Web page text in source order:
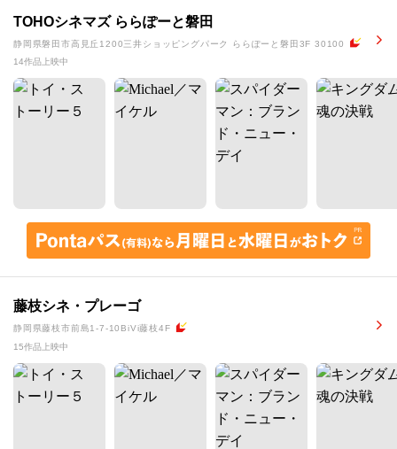
TOHOシネマズ ららぽーと磐田
静岡県磐田市高見丘1200三井ショッピングパーク ららぽーと磐田3F 30100
14作品上映中
藤枝シネ・プレーゴ
静岡県藤枝市前島1-7-10BiVi藤枝4F
15作品上映中